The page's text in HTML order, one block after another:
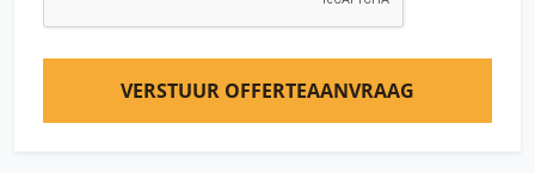
VERSTUUR OFFERTEAANVRAAG